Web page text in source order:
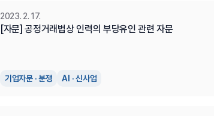
기업자문 · 분쟁 AI · 신사업
[자문] 공정거래법상 인력의 부당유인 관련 자문
2023. 2. 17.